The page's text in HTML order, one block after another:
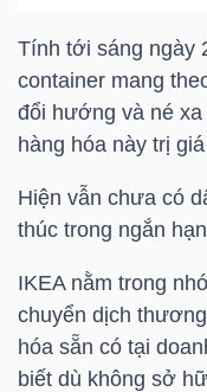
Tính tới sáng ngày
container mang
đổi hướng và né
hàng hóa này trị
Hiện vẫn chưa có
thúc trong ngắn
IKEA nằm trong
chuyển dịch
hóa sẵn có tại
biết dù không sở
CÔNG
CỤ
TƯ
TRUY
XUẤT
DỮ